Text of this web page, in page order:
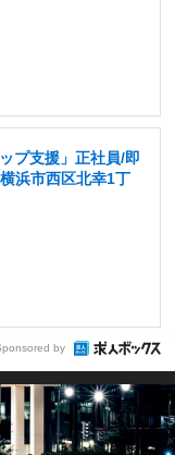
プ支援」正社員/即
浜市西区北幸1丁
by